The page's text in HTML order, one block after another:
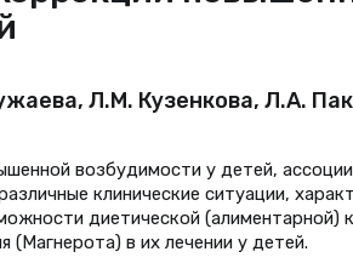
Л.М. Кузенкова, Л.А.
возбудимости у детей,
клинические ситуации,
диетической (алиментарной)
(Магнерота) в их лечении у детей.